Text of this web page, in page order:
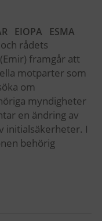
EIOPA ESMA
rådets
framgår att
motparter som
om
myndigheter
en ändring av
initialsäkerheter. I
behörig